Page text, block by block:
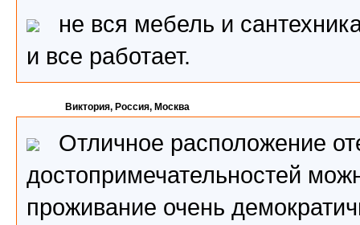
не вся мебель и
и все работает.
Виктория, Россия, Москва
Отличное расположение
достопримечательностей
проживание очень